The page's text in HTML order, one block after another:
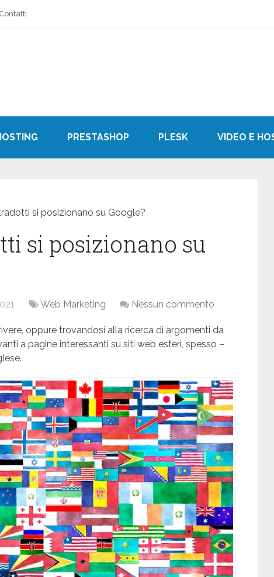
Contatti
PRESTASHOP PLESK VIDEO E
si posizionano su Google?
si posizionano su
Web Marketing Nessun commento
oppure trovandosi alla ricerca di argomenti da
a pagine interessanti su siti web esteri, spesso –